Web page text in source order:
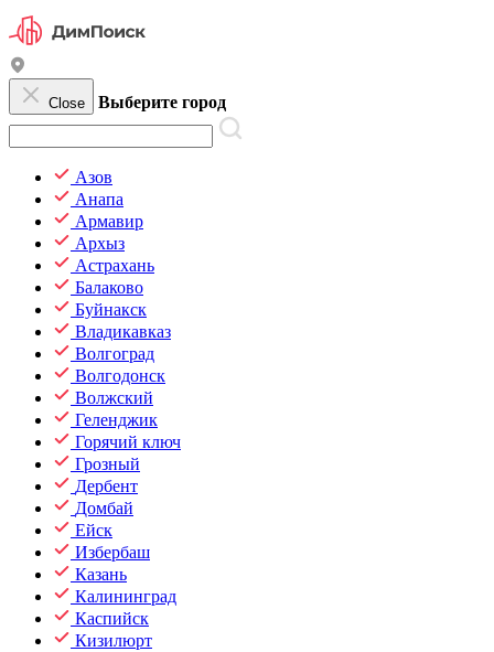
Close Выберите город
Азов
Анапа
Армавир
Архыз
Астрахань
Балаково
Буйнакск
Владикавказ
Волгоград
Волгодонск
Волжский
Геленджик
Горячий ключ
Грозный
Дербент
Домбай
Ейск
Избербаш
Казань
Калининград
Каспийск
Кизилюрт